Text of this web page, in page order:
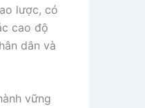
lược, có
cao độ
dân và
vững